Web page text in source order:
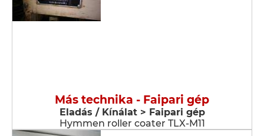
Más technika - Faipari gép
Eladás / Kínálat > Faipari gép
Hymmen roller coater TLX-M11